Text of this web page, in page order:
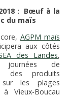
DE FRANCE
: Bœuf à la
du maïs
AGPM maïs
aux côtés
des Landes,
de
des produits
sur les plages
à Vieux-Boucau